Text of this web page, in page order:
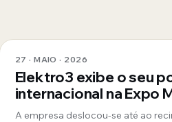
27 · MAIO · 2026
Elektro3 exibe o seu
internacional na Expo
em Portugal
A empresa deslocou-se até ao